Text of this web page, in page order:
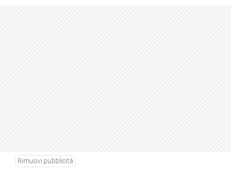
Rimuovi pubblicità